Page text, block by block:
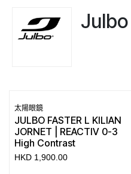
Julbo
太陽眼鏡
JULBO FASTER L KILIAN
JORNET | REACTIV 0-3
High Contrast
HKD 1,900.00